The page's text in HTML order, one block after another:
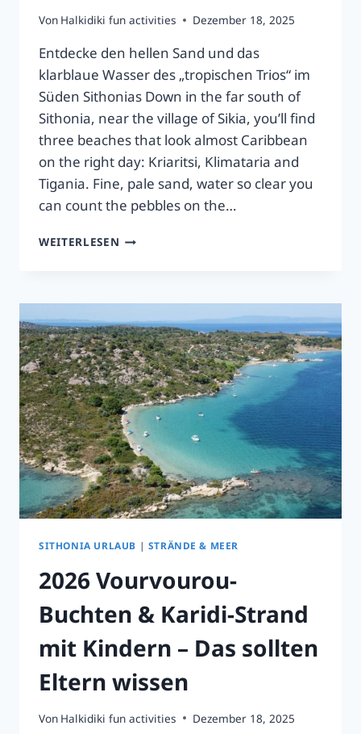
Von Halkidiki fun activities Dezember 18, 2025
Entdecke den hellen Sand und das
klarblaue Wasser des „tropischen Trios“ im
Süden Sithonias Down in the far south of
Sithonia, near the village of Sikia, you’ll find
three beaches that look almost Caribbean
on the right day: Kriaritsi, Klimataria and
Tigania. Fine, pale sand, water so clear you
can count the pebbles on the…
WEITERLESEN KRIARITSI,
–
HALKIDIKIS
TROPISCHE
STRÄNDE
SITHONIA URLAUB | STRÄNDE & MEER
2026 Vourvourou-
Buchten & Karidi-Strand
mit Kindern – Das sollten
Eltern wissen
Von Halkidiki fun activities Dezember 18, 2025